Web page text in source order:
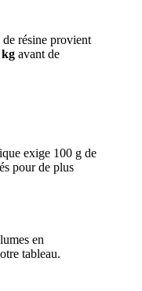
de résine provient
kg avant de
exige 100 g de
pour de plus
en
tableau.